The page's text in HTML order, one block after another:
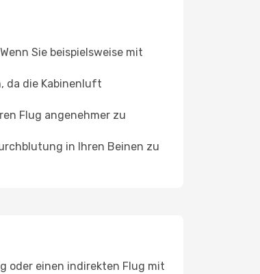
Sie beispielsweise mit
da die Kabinenluft
Flug angenehmer zu
in Ihren Beinen zu
oder einen indirekten Flug mit